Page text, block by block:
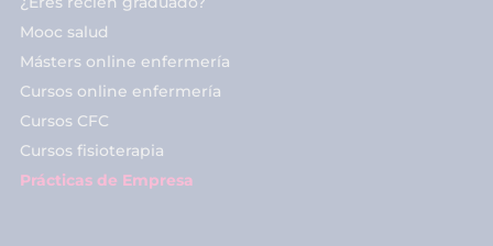
Mooc salud
Másters online enfermería
Cursos online enfermería
Cursos CFC
Cursos fisioterapia
Prácticas de Empresa